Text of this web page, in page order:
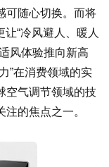
可随心切换。而将
“冷风避人、暖人
风体验推向新高
”在消费领域的实
空气调节领域的技
的焦点之一。